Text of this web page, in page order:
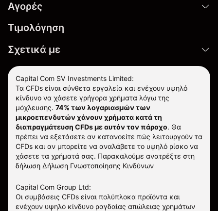
Αγορές
Τιμολόγηση
Σχετικά με
Capital Com SV Investments Limited:
Τα CFDs είναι σύνθετα εργαλεία και ενέχουν υψηλό
κίνδυνο να χάσετε γρήγορα χρήματα λόγω της
μόχλευσης. 74% των λογαριασμών των
μικροεπενδυτών χάνουν χρήματα κατά τη
διαπραγμάτευση CFDs με αυτόν τον πάροχο. Θα
πρέπει να εξετάσετε αν κατανοείτε πώς λειτουργούν τα
CFDs και αν μπορείτε να αναλάβετε το υψηλό ρίσκο να
χάσετε τα χρήματά σας. Παρακαλούμε ανατρέξτε στη
δήλωση Δήλωση Γνωστοποίησης Κινδύνων
Capital Com Group Ltd:
Οι συμβάσεις CFDs είναι πολύπλοκα προϊόντα και
ενέχουν υψηλό κίνδυνο ραγδαίας απώλειας χρημάτων